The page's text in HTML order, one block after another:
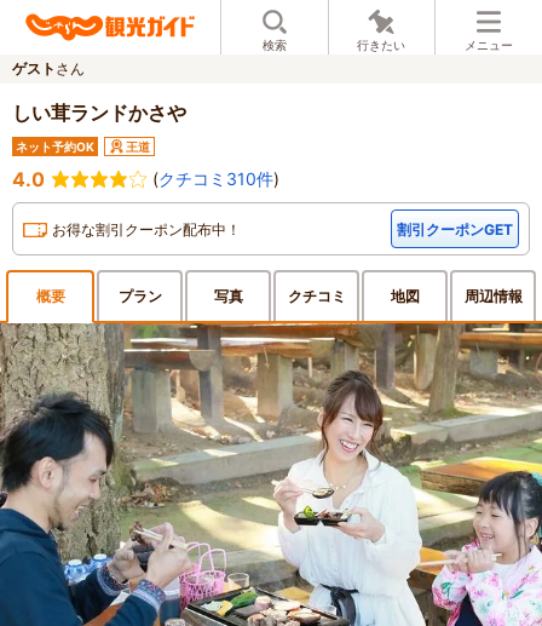
検索 行きたい メニュー
ゲスト さん
しい茸ランドかさや
ネット予約OK 王道
4.0 (クチコミ310件)
お得な割引クーポン配布中！ 割引クーポンGET
概要 プラン 写真 クチコミ 地図 周辺情報